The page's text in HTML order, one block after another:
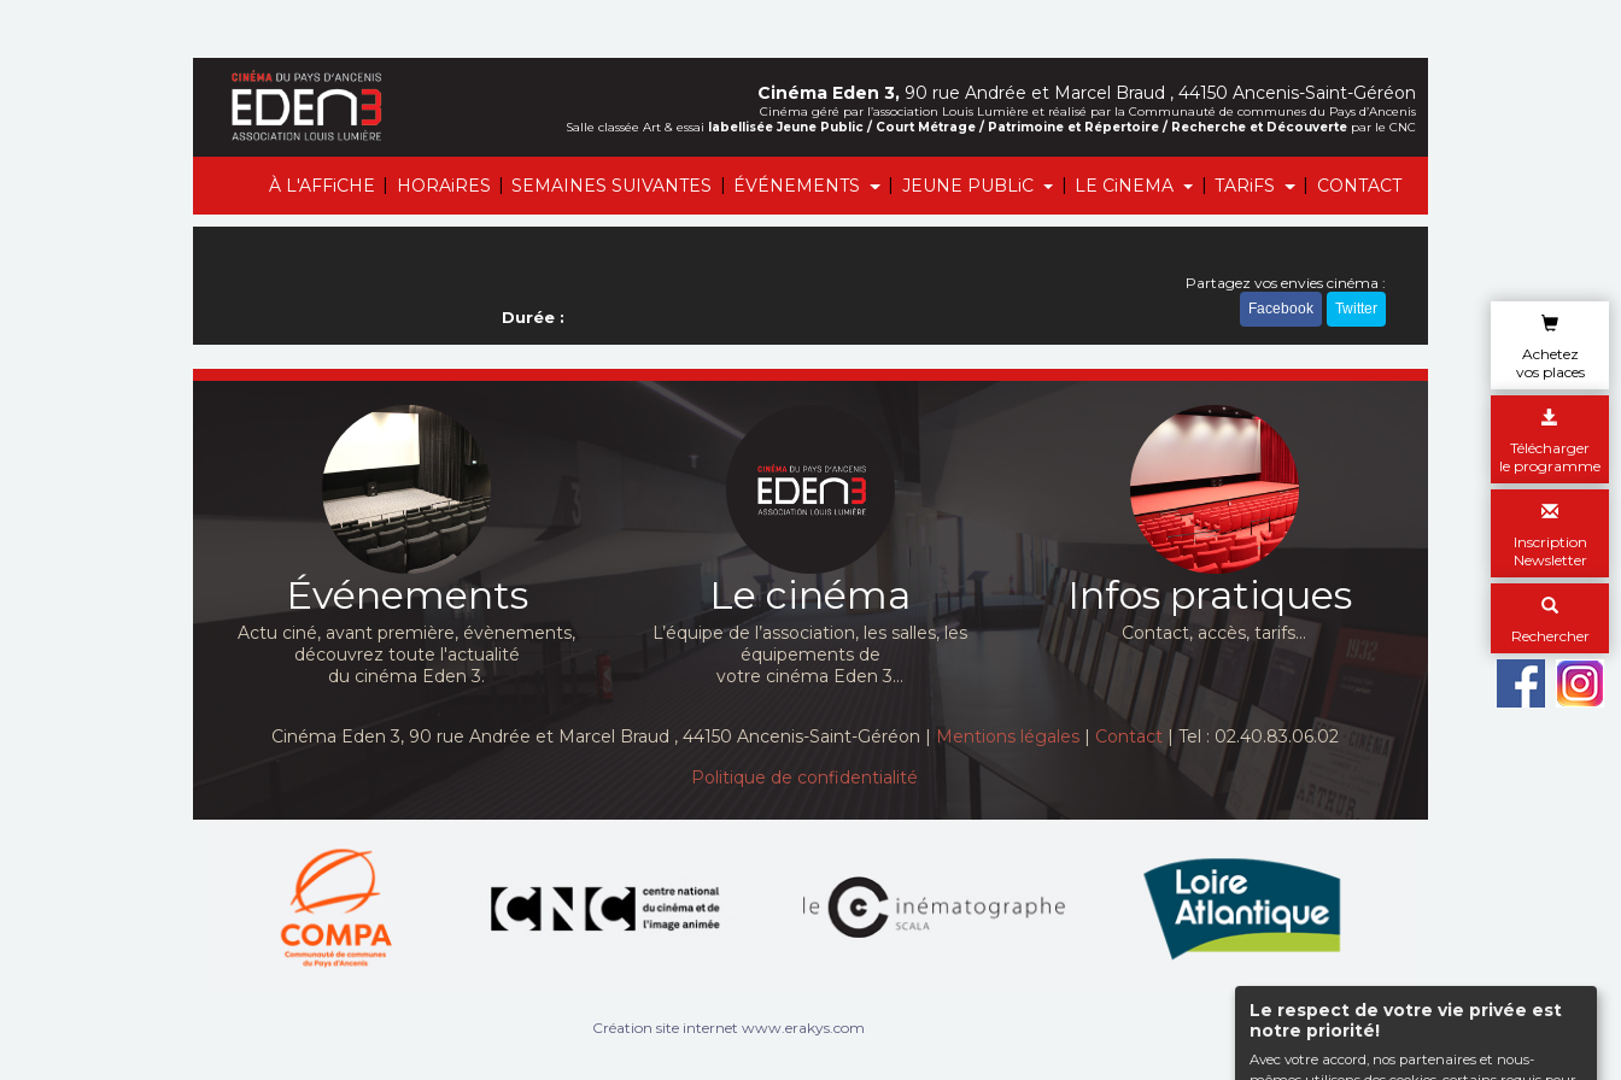
Le respect de votre vie privée est
notre priorité!
Avec votre accord, nos partenaires et nous-
À L'AFFiCHE | HORAiRES | SEMAINES SUIVANTES | ÉVÉNEMENTS | JEUNE PUBLiC | LE CiNEMA | TARiFS | CONTACT
Achetez
vos places
Télécharger
le programme
Inscription
Newsletter
Rechercher
Cinéma Eden 3, 90 rue Andrée et Marcel Braud , 44150 Ancenis-Saint-Géréon
Cinéma géré par l’association Louis Lumière et réalisé par la Communauté de communes du Pays d’Ancenis
Salle classée Art & essai labellisée Jeune Public / Court Métrage / Patrimoine et Répertoire / Recherche et Découverte par le CNC
Durée :
Partagez vos envies cinéma :
Facebook Twitter
Événements
Actu ciné, avant première, évènements,
découvrez toute l'actualité
du cinéma Eden 3.
Le cinéma
L’équipe de l’association, les salles, les
équipements de
votre cinéma Eden 3...
Infos pratiques
Contact, accès, tarifs…
Cinéma Eden 3, 90 rue Andrée et Marcel Braud , 44150 Ancenis-Saint-Géréon | Mentions légales| Contact| Tel : 02.40.83.06.02
Politique de confidentialité
Haut de page
Création site internet www.erakys.com